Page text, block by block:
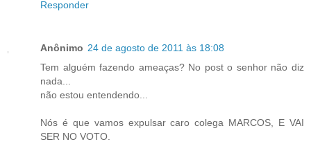
Responder
Anônimo 24 de agosto de 2011 às 18:08
Tem alguém fazendo ameaças? No post o senhor não diz
nada...
não estou entendendo...
Nós é que vamos expulsar caro colega MARCOS, E VAI
SER NO VOTO.